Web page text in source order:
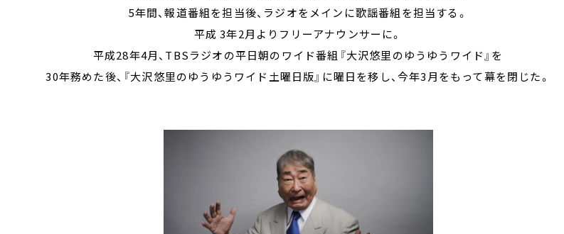
5年間、報道番組を担当後、ラジオをメインに歌謡番組を担当する。
平成 3年2月よりフリーアナウンサーに。
平成28年4月、TBSラジオの平日朝のワイド番組『大沢悠里のゆうゆうワイド』を
30年務めた後、『大沢悠里のゆうゆうワイド土曜日版』に曜日を移し、今年3月をもって幕を閉じた。